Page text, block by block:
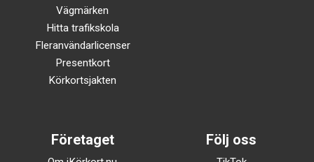
Vägmärken
Hitta trafikskola
Fleranvändarlicenser
Presentkort
Körkortsjakten
Företaget Följ oss